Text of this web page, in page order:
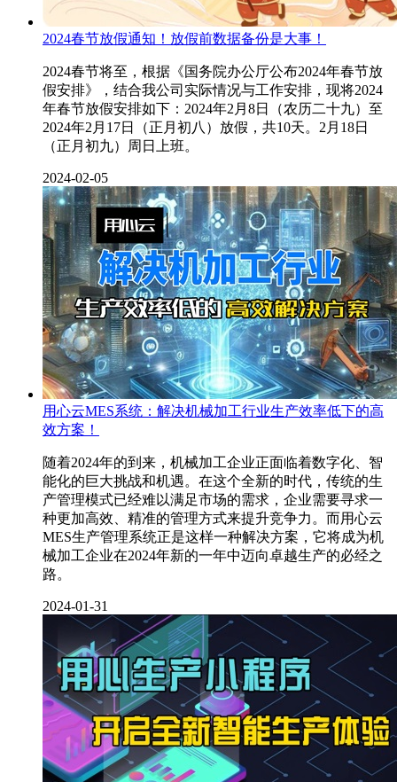
2024春节放假通知！放假前数据备份是大事！
2024春节将至，根据《国务院办公厅公布2024年春节放
假安排》，结合我公司实际情况与工作安排，现将2024
年春节放假安排如下：2024年2月8日（农历二十九）至
2024年2月17日（正月初八）放假，共10天。2月18日
（正月初九）周日上班。
2024-02-05
用心云MES系统：解决机械加工行业生产效率低下的高
效方案！
随着2024年的到来，机械加工企业正面临着数字化、智
能化的巨大挑战和机遇。在这个全新的时代，传统的生
产管理模式已经难以满足市场的需求，企业需要寻求一
种更加高效、精准的管理方式来提升竞争力。而用心云
MES生产管理系统正是这样一种解决方案，它将成为机
械加工企业在2024年新的一年中迈向卓越生产的必经之
路。
2024-01-31